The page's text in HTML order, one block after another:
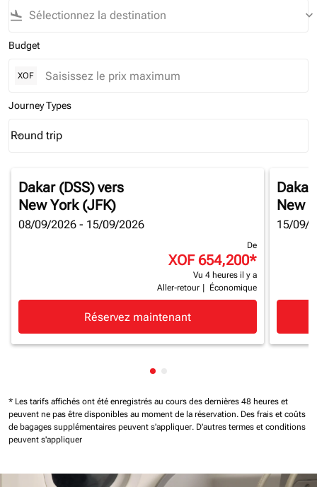
flight_land keyboard_arrow_down
Budget
XOF
Journey Types
Journey Types option Round trip Selected
Round trip
keyboard_arrow_down
Dakar (DSS)vers
New York (JFK)
08/09/2026 - 15/09/2026
De
XOF 654,200*
Vu 4 heures il y a
Aller-retour
Économique
Réservez maintenant
Dakar
New
15/09/
Affichage de cmp-pagination-
* Les tarifs affichés ont été enregistrés au cours des dernières 48 heures et
peuvent ne pas être disponibles au moment de la réservation. Des frais et coûts
de bagages supplémentaires peuvent s'appliquer. D'autres termes et conditions
peuvent s'appliquer